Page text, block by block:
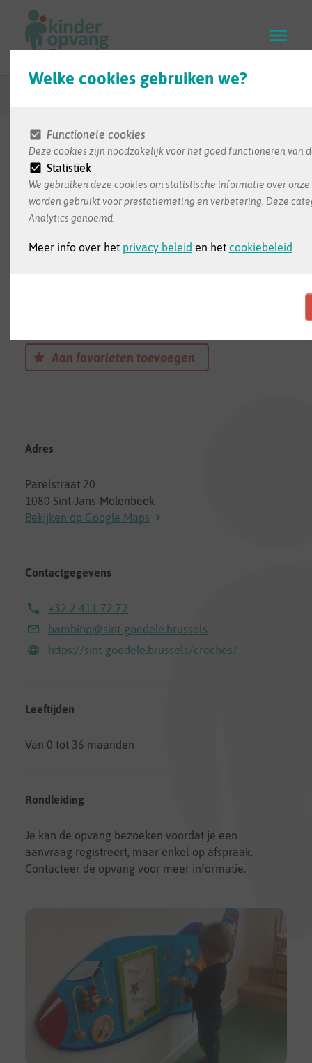
Welke cookies gebruiken we?
Functionele cookies
Deze cookies zijn noodzakelijk voor het goed functioneren van
Statistiek
We gebruiken deze cookies om statistische informatie over
worden gebruikt voor prestatiemeting en verbetering. Deze
Analytics genoemd.
Meer info over het privacy beleid en het cookiebeleid
De informatie in deze infofiche wordt ons bezorgd
door de opvang zelf. Dit is de meest recente
informatie die we ontvangen hebben
Aan favorieten toevoegen
Adres
Parelstraat 20
1080 Sint-Jans-Molenbeek
Bekijken op Google Maps
Contactgegevens
+32 2 411 72 72
bambino@sint-goedele.brussels
https://sint-goedele.brussels/creches/
Leeftijden
Van 0 tot 36 maanden
Rondleiding
Je kan de opvang bezoeken voordat je een
aanvraag registreert, maar enkel op afspraak.
Contacteer de opvang voor meer informatie.